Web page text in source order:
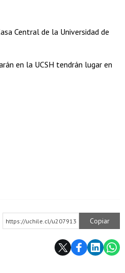
Central de la Universidad de
en la UCSH tendrán lugar en
https://uchile.cl/u207913 Copiar